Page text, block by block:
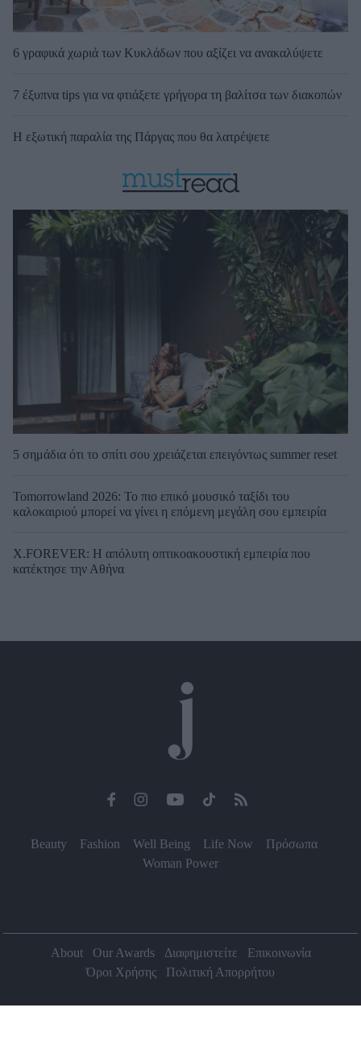
6 γραφικά χωριά των Κυκλάδων που αξίζει να ανακαλύψετε
7 έξυπνα tips για να φτιάξετε γρήγορα τη βαλίτσα των διακοπών
Η εξωτική παραλία της Πάργας που θα λατρέψετε
5 σημάδια ότι το σπίτι σου χρειάζεται επειγόντως summer reset
Tomorrowland 2026: Το πιο επικό μουσικό ταξίδι του
καλοκαιριού μπορεί να γίνει η επόμενη μεγάλη σου εμπειρία
X.FOREVER: Η απόλυτη οπτικοακουστική εμπειρία που
κατέκτησε την Αθήνα
Beauty Fashion Well Being Life Now
Πρόσωπα
Woman Power
About Our Awards Διαφημιστείτε
Επικοινωνία
Όροι Χρήσης
Πολιτική Απορρήτου